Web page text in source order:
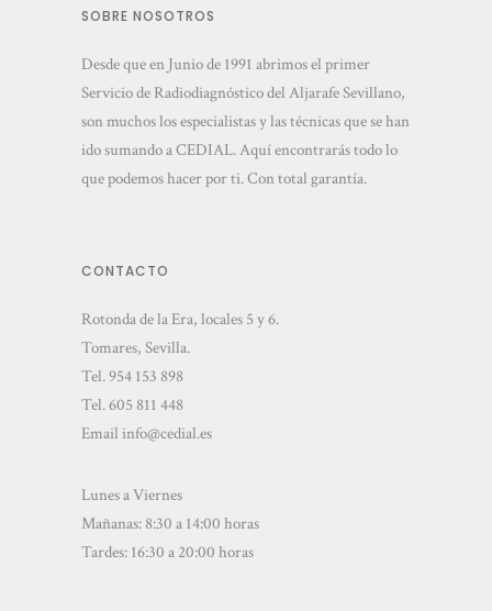
SOBRE NOSOTROS
Desde que en Junio de 1991 abrimos el primer
Servicio de Radiodiagnóstico del Aljarafe Sevillano,
son muchos los especialistas y las técnicas que se han
ido sumando a CEDIAL. Aquí encontrarás todo lo
que podemos hacer por ti. Con total garantía.
CONTACTO
Rotonda de la Era, locales 5 y 6.
Tomares, Sevilla.
Tel.954 153 898
Tel.605 811 448
Email info@cedial.es
Lunes a Viernes
Mañanas: 8:30 a 14:00 horas
Tardes: 16:30 a 20:00 horas